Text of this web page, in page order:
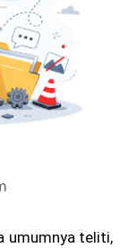
umumnya teliti,